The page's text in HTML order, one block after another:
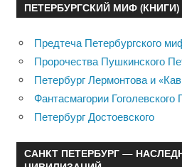
ПЕТЕРБУРГСКИЙ МИФ (КНИГИ)
Предтеча Петербургского
Пророчества Пушкинского
Петербург Лермонтова и
Фантасмагории Гоголевского
Петербург Достоевского
САНКТ ПЕТЕРБУРГ —